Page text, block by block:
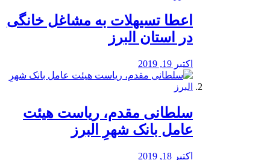
️اعطا تسیهلات به مشاغل خانگی
در استان البرز
اکتبر 19, 2019
سلطانی مقدم، ریاست هیئت
عامل بانک شهرِ البرز
اکتبر 18, 2019